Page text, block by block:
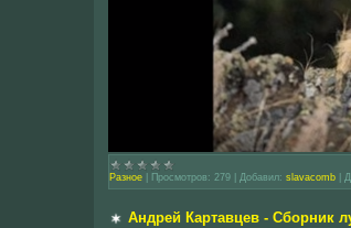
Разное Просмотров: 279 Добавил: slavacomb
Андрей Картавцев - Сборник